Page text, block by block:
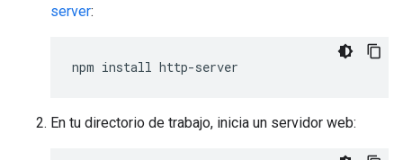
server:
En tu directorio de trabajo, inicia un servidor web: